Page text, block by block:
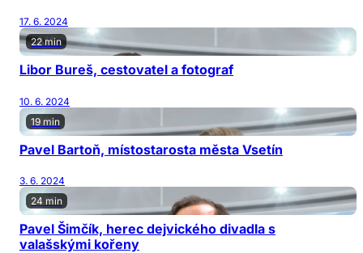
17. 6. 2024
22 min
Libor Bureš, cestovatel a fotograf
10. 6. 2024
19 min
Pavel Bartoň, místostarosta města Vsetín
3. 6. 2024
24 min
Pavel Šimčík, herec dejvického divadla s
valašskými kořeny